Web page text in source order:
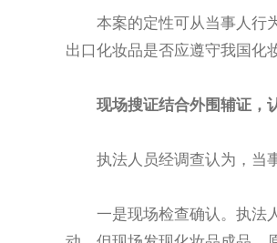
本案的定性可从当事人行
出口化妆品是否应遵守我国化
现场搜证结合外围辅证，
执法人员经调查认为，当
一是现场检查确认。执法